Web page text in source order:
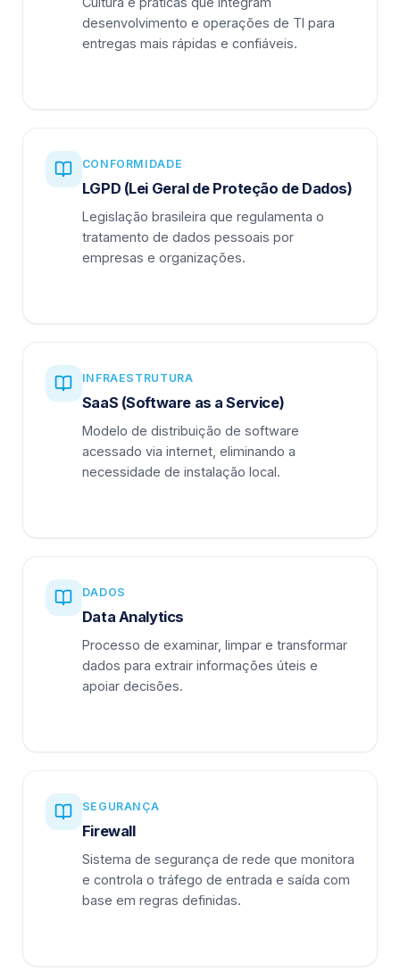
desenvolvimento e operações de TI para
entregas mais rápidas e confiáveis.
CONFORMIDADE
LGPD (Lei Geral de Proteção de Dados)
Legislação brasileira que regulamenta o
tratamento de dados pessoais por
empresas e organizações.
INFRAESTRUTURA
SaaS (Software as a Service)
Modelo de distribuição de software
acessado via internet, eliminando a
necessidade de instalação local.
DADOS
Data Analytics
Processo de examinar, limpar e transformar
dados para extrair informações úteis e
apoiar decisões.
SEGURANÇA
Firewall
Sistema de segurança de rede que monitora
e controla o tráfego de entrada e saída com
base em regras definidas.